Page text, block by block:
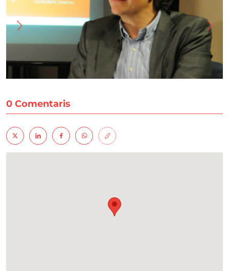
0 Comentaris